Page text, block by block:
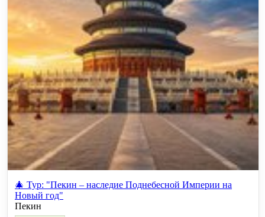
🎄 Тур: "Пекин – наследие Поднебесной Империи на
Новый год"
Пекин